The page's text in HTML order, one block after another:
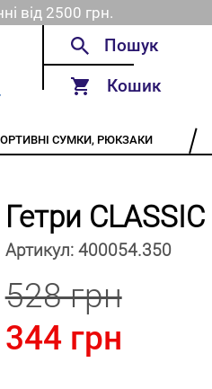
від 2500 грн.
Кошик
СУМКИ, РЮКЗАКИ
Гетри CLASSIC II
Артикул: 400054.350
528 грн
344 грн